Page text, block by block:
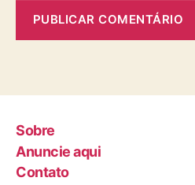
Sobre
Anuncie aqui
Contato